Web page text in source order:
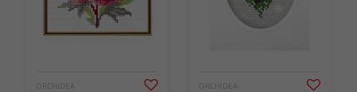
ORCHIDEA ORCHIDEA